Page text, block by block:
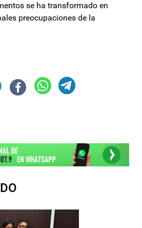
se ha transformado en
preocupaciones de la